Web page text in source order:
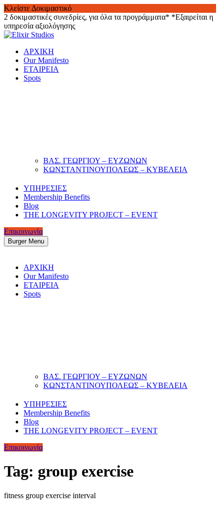
Κλείστε Δοκιμαστικό
2 δοκιμαστικές συνεδρίες, για όλα τα προγράμματα* *Εξαιρείται η
υπηρεσία αξιολόγησης
Skip
contentΑΡΧΙΚΗ
Our Manifesto
ΕΤΑΙΡΕΙΑ
Spots
ΒΑΣ. ΓΕΩΡΓΙΟΥ – ΕΥΖΩΝΩΝ
ΚΩΝΣΤΑΝΤΙΝΟΥΠΟΛΕΩΣ – ΚΥΒΕΛΕΙΑ
ΥΠΗΡΕΣΙΕΣ
Membership Benefits
Blog
THE LONGEVITY PROJECT – EVENT
Επικοινωνία
Burger Menu
ΑΡΧΙΚΗ
Our Manifesto
ΕΤΑΙΡΕΙΑ
Spots
ΒΑΣ. ΓΕΩΡΓΙΟΥ – ΕΥΖΩΝΩΝ
ΚΩΝΣΤΑΝΤΙΝΟΥΠΟΛΕΩΣ – ΚΥΒΕΛΕΙΑ
ΥΠΗΡΕΣΙΕΣ
Membership Benefits
Blog
THE LONGEVITY PROJECT – EVENT
Επικοινωνία
Tag: group exercise
fitness group exercise interval